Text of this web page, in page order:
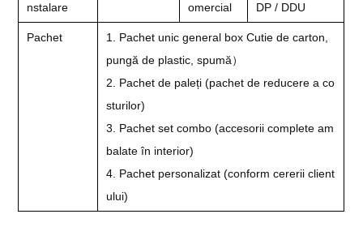
nstalare
omercial
DP / DDU
Pachet
1. Pachet unic general box Cutie de carton,
pungă de plastic, spumă）
2. Pachet de paleți (pachet de reducere a co
sturilor)
3. Pachet set combo (accesorii complete am
balate în interior)
4. Pachet personalizat (conform cererii client
ului)